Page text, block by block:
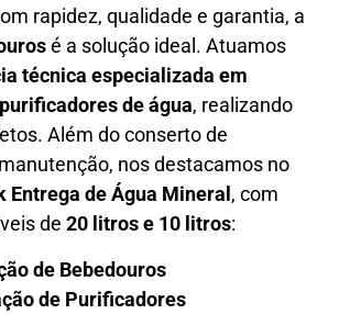
rapidez, qualidade e garantia, a
é a solução ideal. Atuamos
técnica especializada em
de água, realizando
Além do conserto de
nos destacamos no
Entrega de Água Mineral , com
de 20 litros e 10 litros:
de Bebedouros
de Purificadores